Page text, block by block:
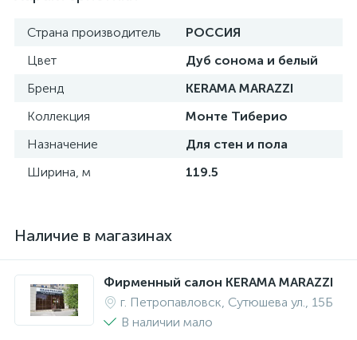
Страна производитель
РОССИЯ
Цвет
Дуб сонома и белый
Бренд
KERAMA MARAZZI
Коллекция
Монте Тиберио
Назначение
Для стен и пола
Ширина, м
119.5
Наличие в магазинах
Фирменный салон KERAMA MARAZZI
г. Петропавловск, Сутюшева ул., 15Б
В наличии мало